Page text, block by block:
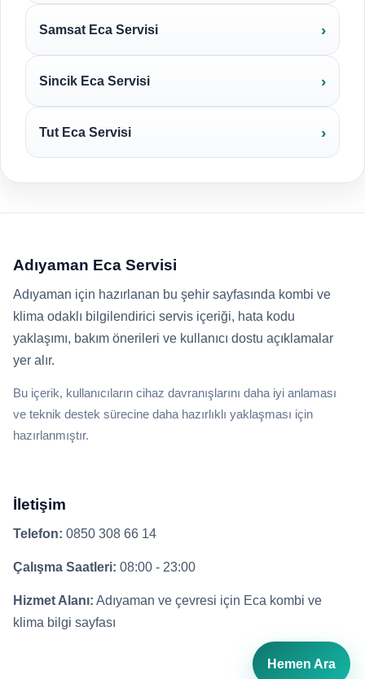
Samsat Eca Servisi
Sincik Eca Servisi
Tut Eca Servisi
Adıyaman Eca Servisi
Adıyaman için hazırlanan bu şehir sayfasında kombi ve
klima odaklı bilgilendirici servis içeriği, hata kodu
yaklaşımı, bakım önerileri ve kullanıcı dostu açıklamalar
yer alır.
Bu içerik, kullanıcıların cihaz davranışlarını daha iyi anlaması
ve teknik destek sürecine daha hazırlıklı yaklaşması için
hazırlanmıştır.
İletişim
Telefon: 0850 308 66 14
Çalışma Saatleri: 08:00 - 23:00
Hizmet Alanı: Adıyaman ve çevresi için Eca kombi ve
klima bilgi sayfası
Hemen Ara